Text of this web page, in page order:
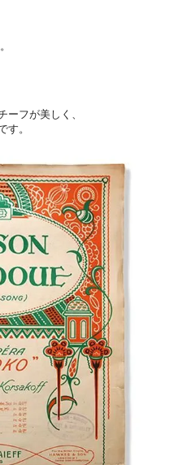
ーフが美しく、
す。